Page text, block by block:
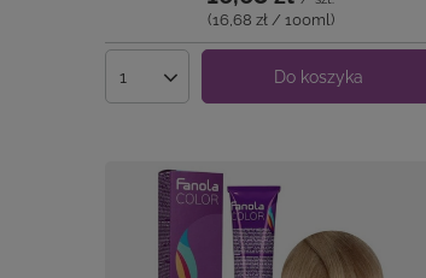
(16,68 zł / 100ml)
Ilość produktów Do koszyka